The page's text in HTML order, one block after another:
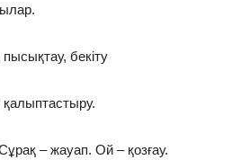
бекіту
қалыптастыру.
– жауап. Ой – қозғау.